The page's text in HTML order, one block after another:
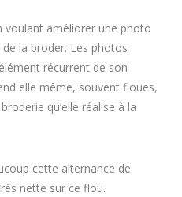
voulant améliorer une photo
de la broder. Les photos
récurrent de son
elle même, souvent floues,
qu’elle réalise à la
cette alternance de
nette sur ce flou.